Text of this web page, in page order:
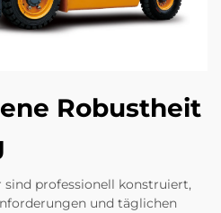
Robustheit
sind professionell konstruiert,
und täglichen